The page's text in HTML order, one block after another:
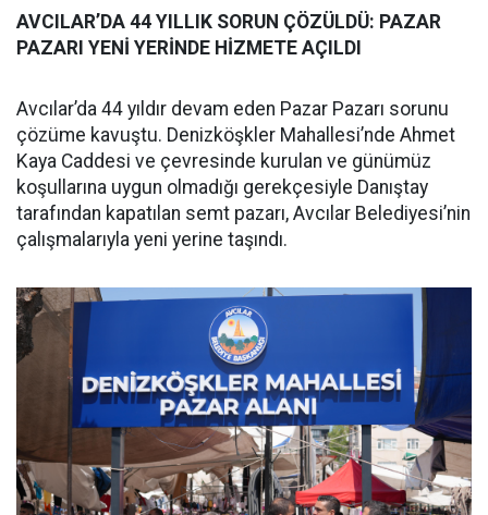
AVCILAR’DA 44 YILLIK SORUN ÇÖZÜLDÜ: PAZAR
PAZARI YENİ YERİNDE HİZMETE AÇILDI
Avcılar’da 44 yıldır devam eden Pazar Pazarı sorunu
çözüme kavuştu. Denizköşkler Mahallesi’nde Ahmet
Kaya Caddesi ve çevresinde kurulan ve günümüz
koşullarına uygun olmadığı gerekçesiyle Danıştay
tarafından kapatılan semt pazarı, Avcılar Belediyesi’nin
çalışmalarıyla yeni yerine taşındı.